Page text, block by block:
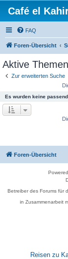
Café el
FAQ
Foren-Übersicht
Aktive Themen
Zur erweiterten Suche
Es wurden keine
Foren-Übersicht
Betreiber des Forums für
in Zusammenarbeit
Reisen zu